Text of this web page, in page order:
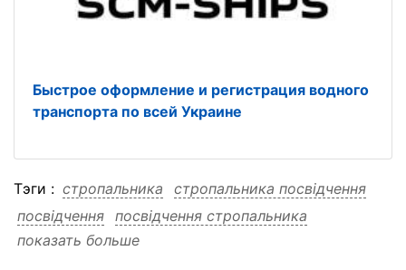
Быстрое оформление и регистрация водного
транспорта по всей Украине
Тэги : стропальника
стропальника посвідчення
посвідчення посвідчення стропальника
показать больше